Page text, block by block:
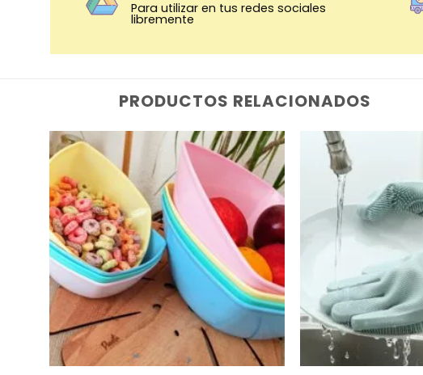
Para utilizar en tus redes sociales
libremente
PRODUCTOS RELACIONADOS